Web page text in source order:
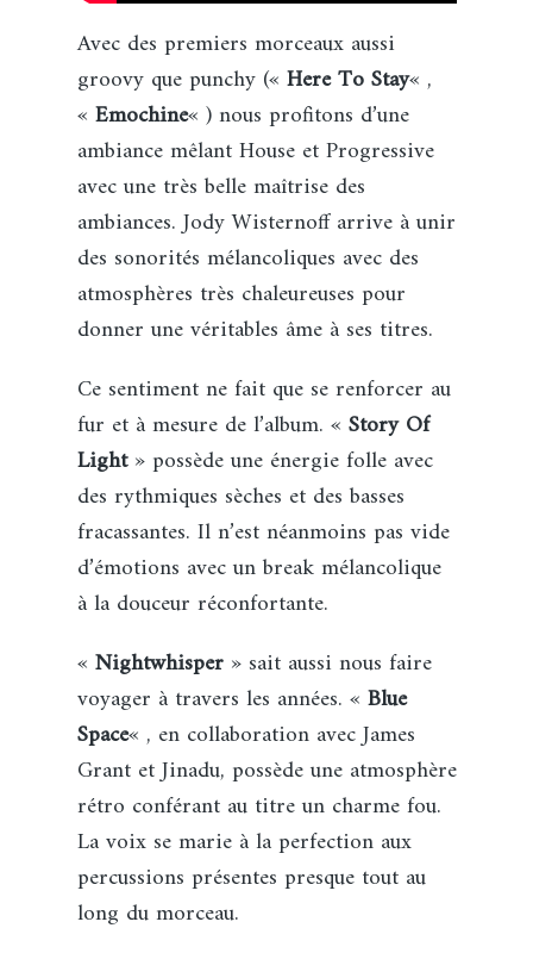
Avec des premiers morceaux aussi
groovy que punchy (« HereTo Stay« ,
« Emochine« ) nous profitons d’une
ambiance mêlant House et Progressive
avec une très belle maîtrise des
ambiances. Jody Wisternoff arrive à unir
des sonorités mélancoliques avec des
atmosphères très chaleureuses pour
donner une véritables âme à ses titres.
Ce sentiment ne fait que se renforcer au
fur et à mesure de l’album. « Story Of
Light» possède une énergie folle avec
des rythmiques sèches et des basses
fracassantes. Il n’est néanmoins pas vide
d’émotions avec un break mélancolique
à la douceur réconfortante.
« Nightwhisper» sait aussi nous faire
voyager à travers les années. « Blue
Space« , en collaboration avec James
Grant et Jinadu, possède une atmosphère
rétro conférant au titre un charme fou.
La voix se marie à la perfection aux
percussions présentes presque tout au
long du morceau.